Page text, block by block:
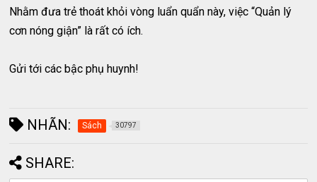
Nhằm đưa trẻ thoát khỏi vòng luẩn quẩn này, việc “Quản lý
cơn nóng giận” là rất có ích.
Gửi tới các bậc phụ huynh!
NHÃN: Sách 30797
SHARE: